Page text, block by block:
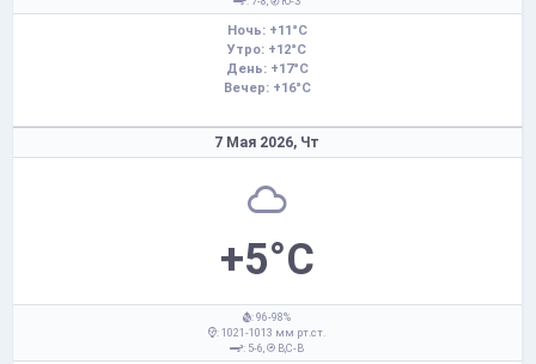
Ночь: +11°C
Утро: +12°C
День: +17°C
Вечер: +16°C
7 Мая 2026, Чт
+5°C
: 96-98%
: 1021-1013 мм рт.ст.
: 5-6,
В,С-В